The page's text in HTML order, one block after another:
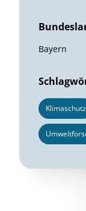
Bayern
Klimaschutz